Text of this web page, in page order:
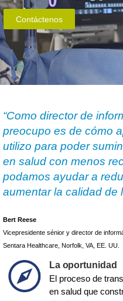
Contáctenos
“Como director de
preocupo es de cómo
utilizo para poder
en salud con menos
podamos ayudar a
aumentar la calidad de
Bert Reese
Vicepresidente sénior y director de
Sentara Healthcare, Norfolk, VA, EE. UU.
La oportunidad
El proceso de
en salud que